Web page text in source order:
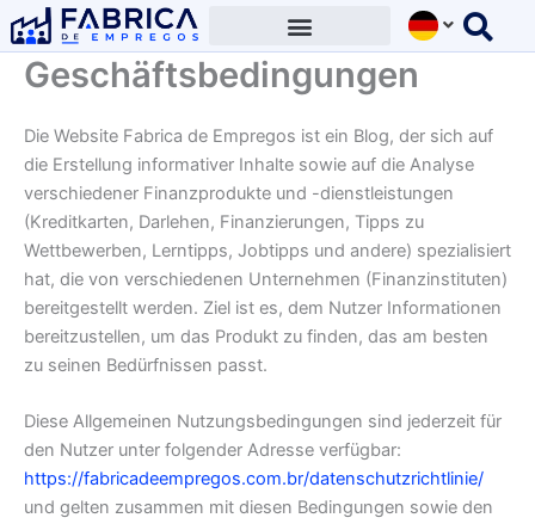
para
Geschäftsbedingungen
Die Website Fabrica de Empregos ist ein Blog, der sich auf
die Erstellung informativer Inhalte sowie auf die Analyse
verschiedener Finanzprodukte und -dienstleistungen
(Kreditkarten, Darlehen, Finanzierungen, Tipps zu
Wettbewerben, Lerntipps, Jobtipps und andere) spezialisiert
hat, die von verschiedenen Unternehmen (Finanzinstituten)
bereitgestellt werden. Ziel ist es, dem Nutzer Informationen
bereitzustellen, um das Produkt zu finden, das am besten
zu seinen Bedürfnissen passt.
Diese Allgemeinen Nutzungsbedingungen sind jederzeit für
den Nutzer unter folgender Adresse verfügbar:
https://fabricadeempregos.com.br/datenschutzrichtlinie/
und gelten zusammen mit diesen Bedingungen sowie den